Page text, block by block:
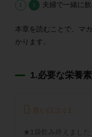
夫婦で一緒に
本章を読むことで、マ
かります。
1.必要な栄養
良い口コミ1
★1袋飲み終えました